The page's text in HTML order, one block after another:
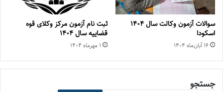
سوالات آزمون وکالت سال ۱۴۰۴
اسکودا
۱۶ آبان‌ماه ۱۴۰۴
ثبت نام آزمون مرکز وکلای قوه
قضاییه سال ۱۴۰۴
۱ مهر‌ماه ۱۴۰۴
جستجو